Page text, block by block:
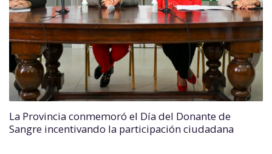
La Provincia conmemoró el Día del Donante de
Sangre incentivando la participación ciudadana